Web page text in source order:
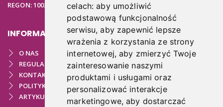
celach:aby umożliwić
podstawową funkcjonalność
serwisu,aby zapewnić lepsze
wrażenia z korzystania ze strony
internetowej,aby zmierzyć Twoje
zainteresowanie naszymi
produktami i usługami oraz
personalizować interakcje
marketingowe,aby dostarczać
REGON: 100297020
INFORMACJE
O NAS
REGULAMIN
KONTAKT
POLITYKA PRYWATNOŚCI
ARTYKUŁY PODOLOGICZNE